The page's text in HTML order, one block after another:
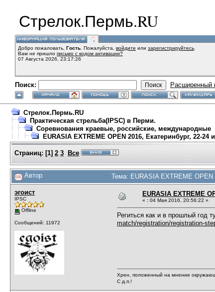
Стрелок.Пермь.RU
Добро пожаловать, Гость . Пожалуйста, войдите или зарегистрируйтесь
Вам не пришло письмо с кодом активации?
07 Августа 2026, 23:17:26
Поиск: Расширенный
Стрелок.Пермь.RU
Практическая стрельба(IPSC) в Перми.
Соревнования краевые, российские, международные
EURASIA EXTREME OPEN 2016, Екатеринбург, 22-24
Страниц: [1] 2 3 Все
Автор Тема: EURASIA EXTREME OPEN
эгоист
IPSC
Offline
Сообщений: 11972
EURASIA EXTREME
« : 04 Мая 2016, 20:56:22 »
Региться как и в прошлый год
match/registration/registration-
Хрен, положенный на мнение
С д.п.!